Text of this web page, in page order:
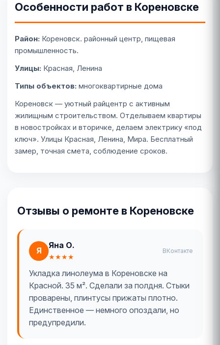
Особенности работ в Кореновске
Район: Кореновск. районный центр, пищевая
промышленность.
Улицы: Красная, Ленина
Типы объектов: многоквартирные дома
Кореновск — уютный райцентр с активным
жилищным строительством. Отделываем квартиры
в новостройках и вторичке, делаем электрику «под
ключ». Улицы Красная, Ленина, Мира. Бесплатный
замер, точная смета, соблюдение сроков.
Отзывы о ремонте в Кореновске
Я
Яна О.
★★★★
ВКонтакте
Укладка линолеума в Кореновске на
Красной. 35 м². Сделали за полдня. Стыки
проварены, плинтусы прижаты плотно.
Единственное — немного опоздали, но
предупредили.